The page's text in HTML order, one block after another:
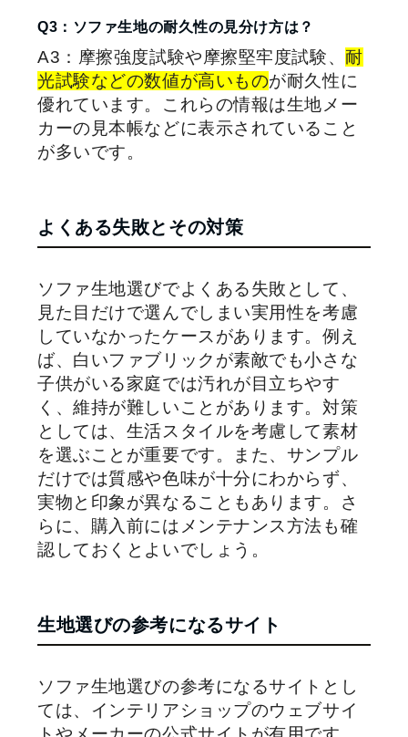
Q3：ソファ生地の耐久性の見分け方は？
A3：摩擦強度試験や摩擦堅牢度試験、 耐
光試験などの数値が高いものが耐久性に
優れています。これらの情報は生地メー
カーの見本帳などに表示されていること
が多いです。
よくある失敗とその対策
ソファ生地選びでよくある失敗として、
見た目だけで選んでしまい実用性を考慮
していなかったケースがあります。例え
ば、白いファブリックが素敵でも小さな
子供がいる家庭では汚れが目立ちやす
く、維持が難しいことがあります。対策
としては、生活スタイルを考慮して素材
を選ぶことが重要です。また、サンプル
だけでは質感や色味が十分にわからず、
実物と印象が異なることもあります。さ
らに、購入前にはメンテナンス方法も確
認しておくとよいでしょう。
生地選びの参考になるサイト
ソファ生地選びの参考になるサイトとし
ては、インテリアショップのウェブサイ